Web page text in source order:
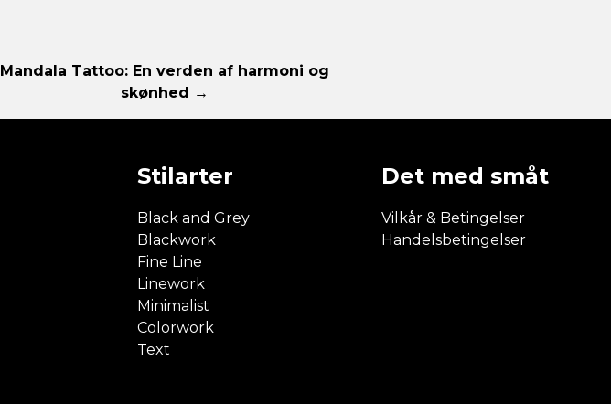
Mandala Tattoo: En verden af harmoni og
skønhed →
Stilarter
Black and Grey
Blackwork
Fine Line
Linework
Minimalist
Colorwork
Text
Det med småt
Vilkår & Betingelser
Handelsbetingelser